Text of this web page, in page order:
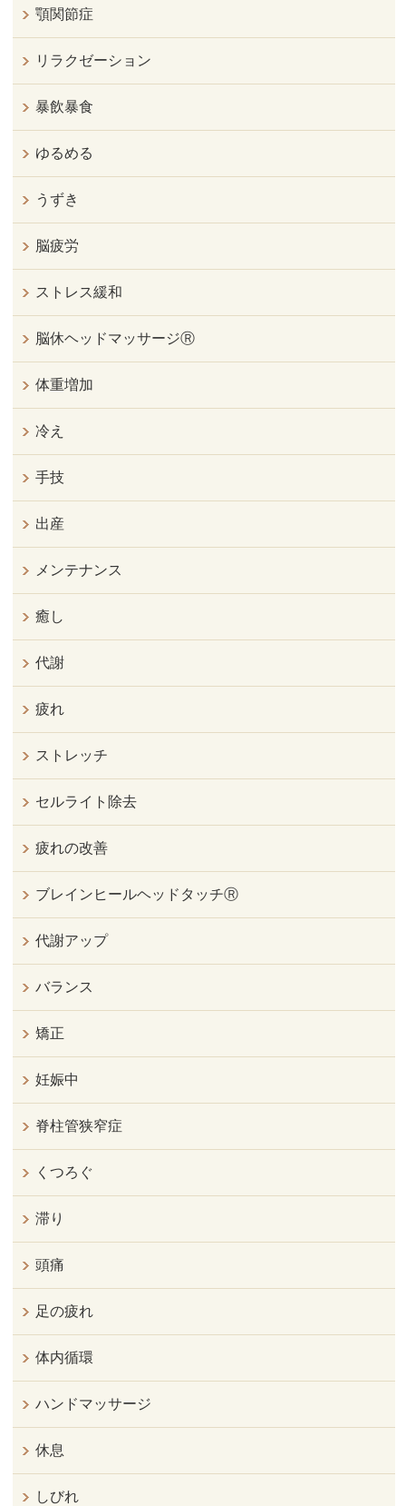
顎関節症
リラクゼーション
暴飲暴食
ゆるめる
うずき
脳疲労
ストレス緩和
脳休ヘッドマッサージⓇ
体重増加
冷え
手技
出産
メンテナンス
癒し
代謝
疲れ
ストレッチ
セルライト除去
疲れの改善
ブレインヒールヘッドタッチⓇ
代謝アップ
バランス
矯正
妊娠中
脊柱管狭窄症
くつろぐ
滞り
頭痛
足の疲れ
体内循環
ハンドマッサージ
休息
しびれ